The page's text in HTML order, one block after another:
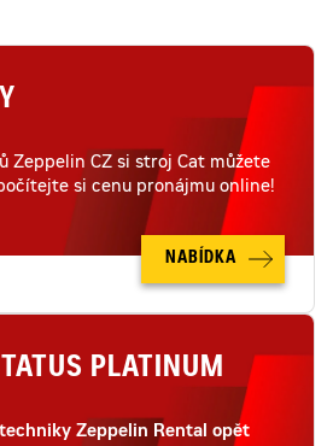
Zeppelin CZ si stroj Cat můžete
si cenu pronájmu online!
NABÍDKA
PLATINUM
Zeppelin Rental opět